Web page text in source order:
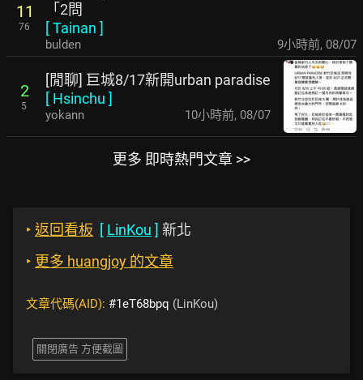
11
76
「2問
[Tainan ]
bulden 9小時前, 08/07
2
5
[閒聊] 巨城8/17新開urban paradise
[ Hsinchu ]
yokann 10小時前, 08/07
更多 即時熱門文章 >>
‣ 返回看板 [ LinKou ] 新北
‣ 更多 huangjoy 的文章
文章代碼(AID): #1eT68bpq (LinKou)
關閉廣告 方便截圖